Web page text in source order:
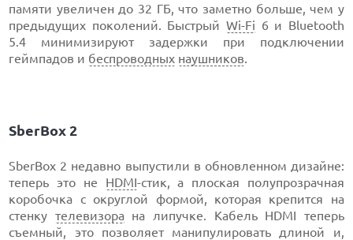
памяти увеличен до 32 ГБ, что заметно больше, чем у
предыдущих поколений. Быстрый Wi-Fi 6 и Bluetooth
5.4 минимизируют задержки при подключении
геймпадов и беспроводных наушников
SberBox 2
SberBox 2 недавно выпустили в обновленном дизайне:
теперь это не HDMI-стик, а плоская полупрозрачная
коробочка с округлой формой, которая крепится на
стенку телевизорана липучке. Кабель HDMI теперь
съемный, это позволяет манипулировать длиной и,